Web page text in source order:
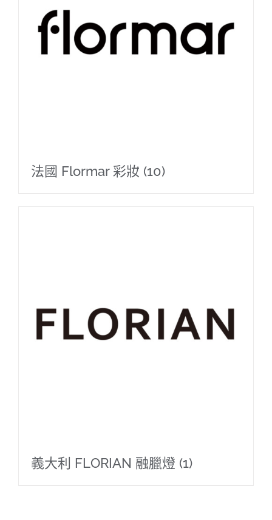
法國 Flormar 彩妝 (10)
義大利 FLORIAN 融臘燈 (1)